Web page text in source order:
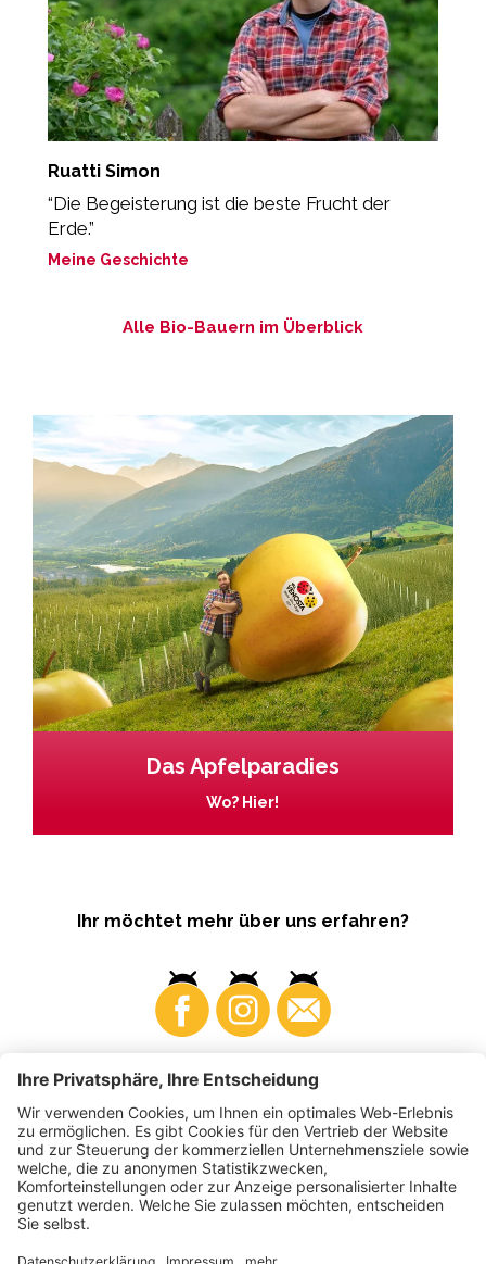
Ruatti Simon
“Die Begeisterung ist die beste Frucht der
Erde.”
Meine Geschichte
Alle Bio-Bauern im Überblick
Das Apfelparadies
Wo? Hier!
Ihr möchtet mehr über uns erfahren?
Business Produzenten